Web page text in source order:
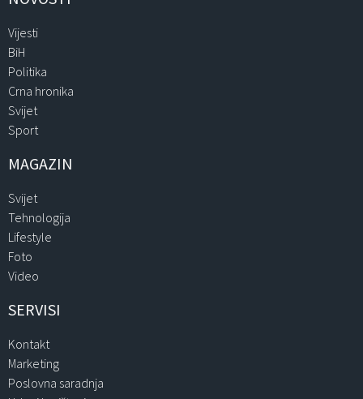
Vijesti
BiH
Politika
Crna hronika
Svijet
Sport
MAGAZIN
Svijet
Tehnologija
Lifestyle
Foto
Video
SERVISI
Kontakt
Marketing
Poslovna saradnja